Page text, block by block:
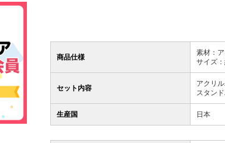
商品仕様
素材：
サイズ
セット内容
アクリ
スタン
生産国 日本